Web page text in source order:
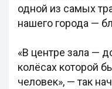
одной из самых
нашего города —
«В центре зала —
колёсах которой
человек», — так